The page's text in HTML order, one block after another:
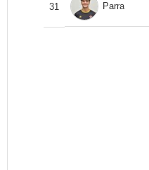
31 Parra